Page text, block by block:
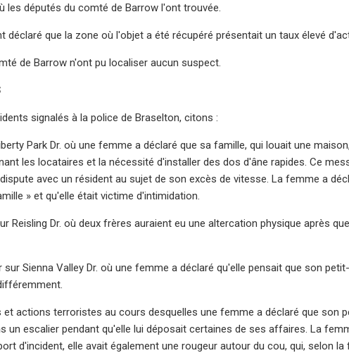
les députés du comté de Barrow l'ont trouvée.
déclaré que la zone où l'objet a été récupéré présentait un taux élevé
de Barrow n'ont pu localiser aucun suspect.
signalés à la police de Braselton, citons :
Park Dr. où une femme a déclaré que sa famille, qui louait une
les locataires et la nécessité d'installer des dos d'âne rapides. Ce
avec un résident au sujet de son excès de vitesse. La femme a
» et qu'elle était victime d'intimidation.
Reisling Dr. où deux frères auraient eu une altercation physique après
sur Sienna Valley Dr. où une femme a déclaré qu'elle pensait que son
et actions terroristes au cours desquelles une femme a déclaré que son
un escalier pendant qu'elle lui déposait certaines de ses affaires. La
d'incident, elle avait également une rougeur autour du cou, qui, selon